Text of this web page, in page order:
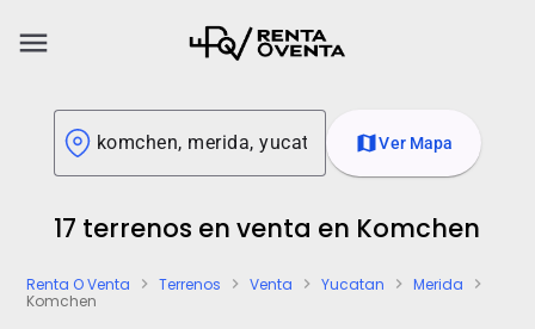
menu
mapVer Mapa
17 terrenos en venta en Komchen
Renta O Venta chevron_right Terrenos chevron_right Venta chevron_right Yucatan chevron_right Merida chevron_right
Komchen